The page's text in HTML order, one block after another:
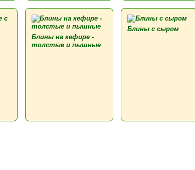
Блины на кефире -
толстые и пышные
Блины с сыром